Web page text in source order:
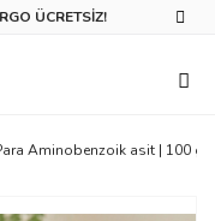
ÜCRETSİZ!
Aminobenzoik asit | 100